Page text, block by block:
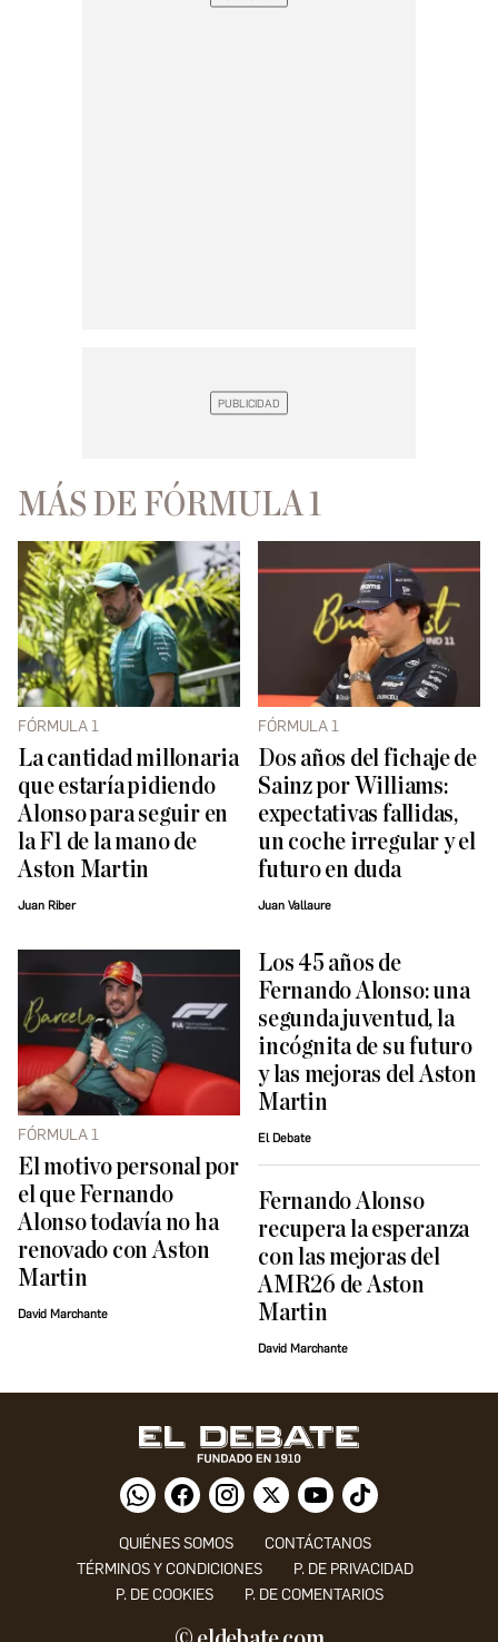
MÁS DE FÓRMULA 1
FÓRMULA 1
La cantidad millonaria
que estaría pidiendo
Alonso para seguir en
la F1 de la mano de
Aston Martin
Juan Riber
FÓRMULA 1
Dos años del fichaje de
Sainz por Williams:
expectativas fallidas,
un coche irregular y el
futuro en duda
Juan Vallaure
FÓRMULA 1
El motivo personal por
el que Fernando
Alonso todavía no ha
renovado con Aston
Martin
David Marchante
Los 45 años de
Fernando Alonso: una
segunda juventud, la
incógnita de su futuro
y las mejoras del Aston
Martin
El Debate
Fernando Alonso
recupera la esperanza
con las mejoras del
AMR26 de Aston
Martin
David Marchante
QUIÉNES SOMOS
CONTÁCTANOS
TÉRMINOS Y CONDICIONES
P. DE PRIVACIDAD
P. DE COOKIES
P. DE COMENTARIOS